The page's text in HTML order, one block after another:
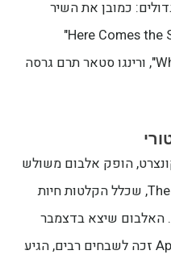
כמובן את השיר
שכתב על בגלדש אך גם את "Here Comes the Sun"
ו־"While My Guitar Gently Weeps", ורינגו סטאר תרם גרסה
הופק אלבום משולש
בשם The Concert for Bangladesh, שכלל הקלטות חיות
האלבום שיצא בדצמבר
1971 והופץ על ידי Apple Records זכה לשבחים רבים, הגיע